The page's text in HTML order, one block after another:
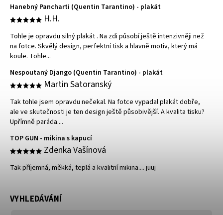
Hanebný Pancharti (Quentin Tarantino) - plakát
H.H.
Tohle je opravdu silný plakát . Na zdi působí ještě intenzivněji než
na fotce. Skvělý design, perfektní tisk a hlavně motiv, který má
koule. Tohle...
Nespoutaný Django (Quentin Tarantino) - plakát
Martin Satoranský
Tak tohle jsem opravdu nečekal. Na fotce vypadal plakát dobře,
ale ve skutečnosti je ten design ještě působivější. A kvalita tisku?
Upřímně paráda....
TOP GUN - mikina s kapucí
Zdenka Vašínová
Tak příjemná, měkká, teplá a kvalitní mikina.... juuj
VYHLEDÁVÁNÍ